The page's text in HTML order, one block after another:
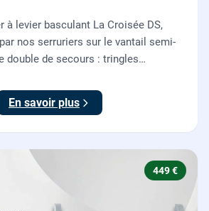
à levier basculant La Croisée DS,
nos serruriers sur le vantail semi-
double de secours : tringles
En savoir plus
449 €